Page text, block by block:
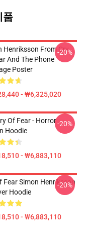
품
Henriksson From Cry
And The Phone
Poster
- ₩6,325,020
-20%
Of Fear - Horror
Hoodie
- ₩6,883,110
-20%
Fear Simon Henriksson
Hoodie
- ₩6,883,110
-20%